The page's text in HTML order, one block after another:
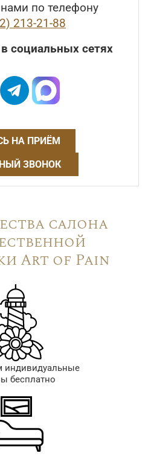
по телефону
213-21-88
социальных сетях
НА ПРИЁМ
ЗВОНОК
салона
Art of Pain
индивидуальные
бесплатно